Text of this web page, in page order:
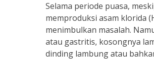
Selama periode puasa,
memproduksi asam klorida
menimbulkan masalah.
atau gastritis, kosongnya
dinding lambung atau